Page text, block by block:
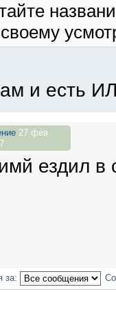
и есть
27 фев
ездил в
за: